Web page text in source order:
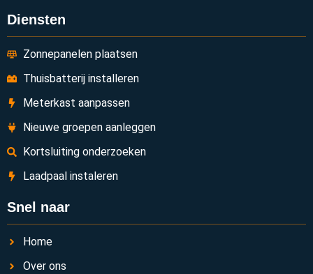
Diensten
Zonnepanelen plaatsen
Thuisbatterij installeren
Meterkast aanpassen
Nieuwe groepen aanleggen
Kortsluiting onderzoeken
Laadpaal instaleren
Snel naar
Home
Over ons